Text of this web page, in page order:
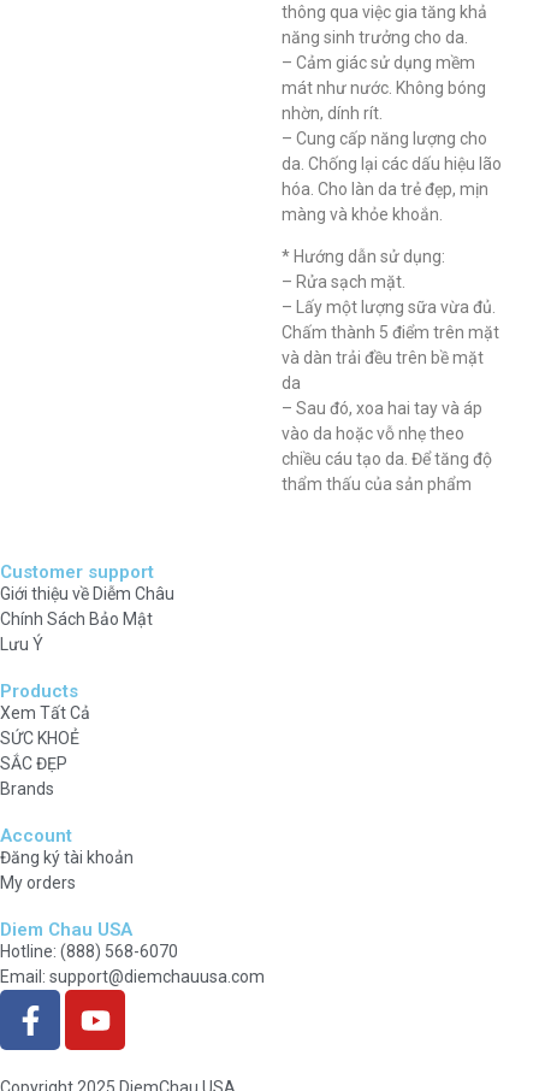
thông qua việc gia tăng khả
năng sinh trưởng cho da.
– Cảm giác sử dụng mềm
mát như nước. Không bóng
nhờn, dính rít.
– Cung cấp năng lượng cho
da. Chống lại các dấu hiệu lão
hóa. Cho làn da trẻ đẹp, mịn
màng và khỏe khoắn.
* Hướng dẫn sử dụng:
– Rửa sạch mặt.
– Lấy một lượng sữa vừa đủ.
Chấm thành 5 điểm trên mặt
và dàn trải đều trên bề mặt
da
– Sau đó, xoa hai tay và áp
vào da hoặc vỗ nhẹ theo
chiều cáu tạo da. Để tăng độ
thẩm thấu của sản phẩm
Customer support
Giới thiệu về Diễm Châu
Chính Sách Bảo Mật
Lưu Ý
Products
Xem Tất Cả
SỨC KHOẺ
SẮC ĐẸP
Brands
Account
Đăng ký tài khoản
My orders
Diem Chau USA
Hotline: (888) 568-6070
Email: support@diemchauusa.com